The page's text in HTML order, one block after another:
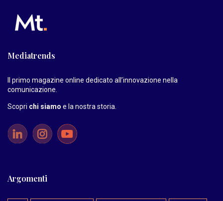
Mediatrends
Il primo magazine online dedicato all’innovazione nella
comunicazione.
Scopri chi siamo e la nostra storia
Argomenti